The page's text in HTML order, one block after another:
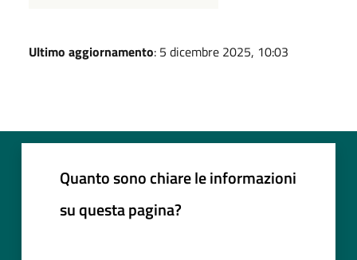
Ultimo aggiornamento: 5 dicembre 2025, 10:03
Quanto sono chiare le informazioni
su questa pagina?